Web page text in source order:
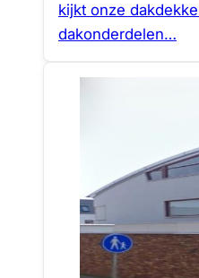
kijkt onze
dakonderdelen…